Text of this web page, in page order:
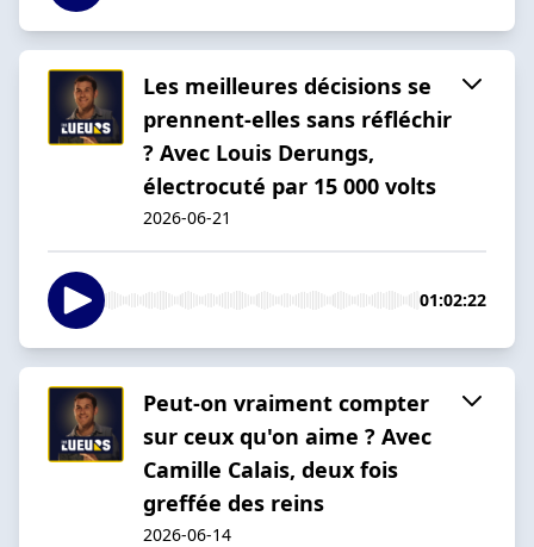
Les meilleures décisions se
prennent-elles sans réfléchir
? Avec Louis Derungs,
électrocuté par 15 000 volts
2026-06-21
01:02:22
Peut-on vraiment compter
sur ceux qu'on aime ? Avec
Camille Calais, deux fois
greffée des reins
2026-06-14